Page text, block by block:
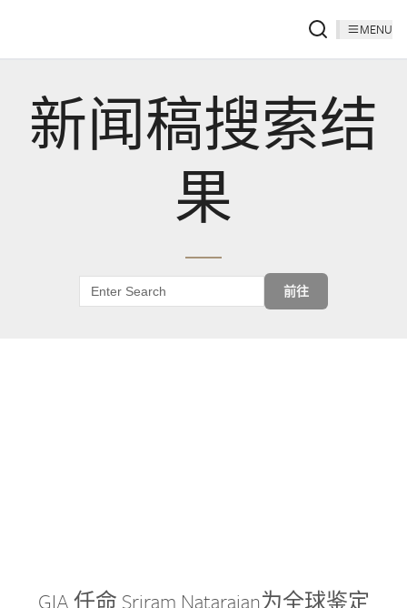
MENU
新闻稿搜索结
果
前往
GIA 任命 Sriram Natarajan为全球鉴定